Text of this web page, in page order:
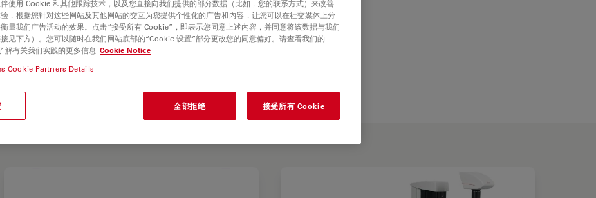
使用 Cookie 和其他跟踪技术，以及您直接向我们提供的部分数据（比如，您的联系方式）来改善
，根据您针对这些网站及其他网站的交互为您提供个性化的广告和内容，让您可以在社交媒体上分
量我们广告活动的效果。点击“接受所有 Cookie”，即表示您同意上述内容，并同意将该数据与我们
见下方）。您可以随时在我们网站底部的“Cookie 设置”部分更改您的同意偏好。请查看我们的
解有关我们实践的更多信息 Cookie Notice
Cookie Partners Details
全部拒绝 接受所有 Cookie